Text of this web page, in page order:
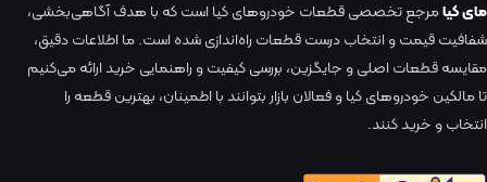
مای کیامرجع تخصصی قطعات خودروهای کیا است که با هدف آگاهی‌بخشی،
شفافیت قیمت و انتخاب درست قطعات راه‌اندازی شده است. ما اطلاعات دقیق،
مقایسه قطعات اصلی و جایگزین، بررسی کیفیت و راهنمایی خرید ارائه می‌کنیم
تا مالکین خودروهای کیا و فعالان بازار بتوانند با اطمینان، بهترین قطعه را
انتخاب و خرید کنند.